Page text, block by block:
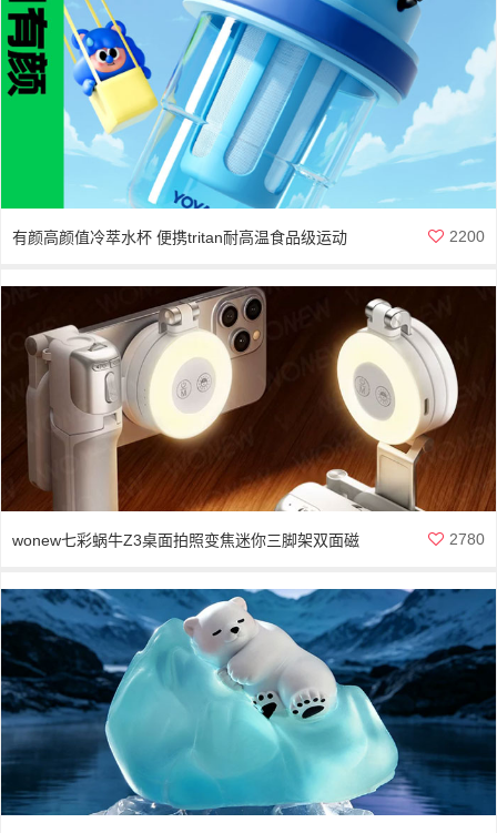
有颜高颜值冷萃水杯 便携tritan耐高温食品级运动 2200
wonew七彩蜗牛Z3桌面拍照变焦迷你三脚架双面磁
吸拍摄神器
2780